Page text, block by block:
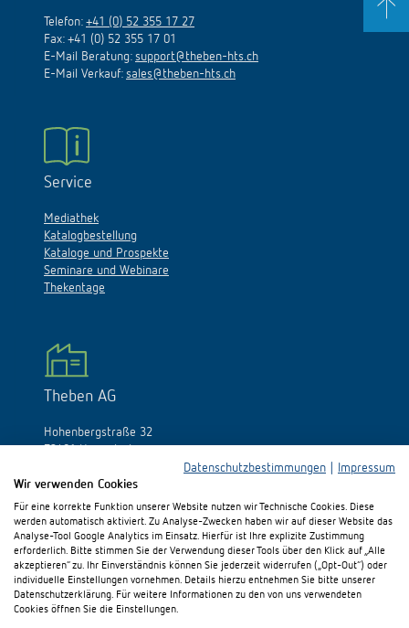
Telefon: +41 (0) 52 355 17 27
Fax: +41 (0) 52 355 17 01
E-Mail Beratung: support@theben-hts.ch
E-Mail Verkauf: sales@theben-hts.ch
Service
Mediathek
Katalogbestellung
Kataloge und Prospekte
Seminare und Webinare
Thekentage
Theben AG
Hohenbergstraße 32
72401 Haigerloch
Fax: +49 (0)74 74/692-150
E-Mail:info@theben.de
Datenschutzbestimmungen
Impressum
Wir verwenden Cookies
Für eine korrekte Funktion unserer Website nutzen wir Technische Cookies. Diese
werden automatisch aktiviert. Zu Analyse-Zwecken haben wir auf dieser Website das
Analyse-Tool Google Analytics im Einsatz. Hierfür ist Ihre explizite Zustimmung
erforderlich. Bitte stimmen Sie der Verwendung dieser Tools über den Klick auf „Alle
akzeptieren“ zu. Ihr Einverständnis können Sie jederzeit widerrufen („Opt-Out“) oder
individuelle Einstellungen vornehmen. Details hierzu entnehmen Sie bitte unserer
Datenschutzerklärung. Für weitere Informationen zu den von uns verwendeten
Cookies öffnen Sie die Einstellungen.